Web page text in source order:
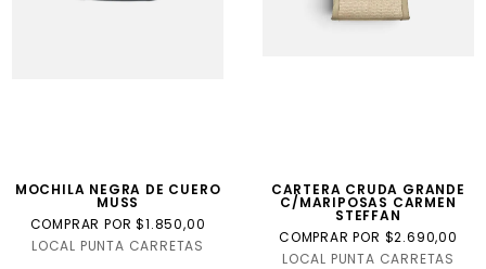
MOCHILA NEGRA DE CUERO
MUSS
COMPRAR POR $1.850,00
LOCAL PUNTA CARRETAS
CARTERA CRUDA GRANDE
C/MARIPOSAS CARMEN
STEFFAN
COMPRAR POR $2.690,00
LOCAL PUNTA CARRETAS